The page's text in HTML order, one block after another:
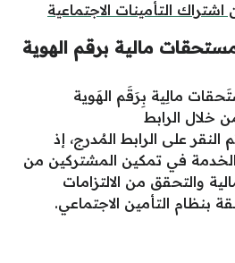
التأمينات الاجتماعية
مالية برقم الهوية
مالِية بِرَقَم الهَوية
خلال الرابط
النقر على الرابط المُدرج، إذ
في تمكين المشتركين من
والتحقق من الالتزامات
بنظام التأمين الاجتماعي.